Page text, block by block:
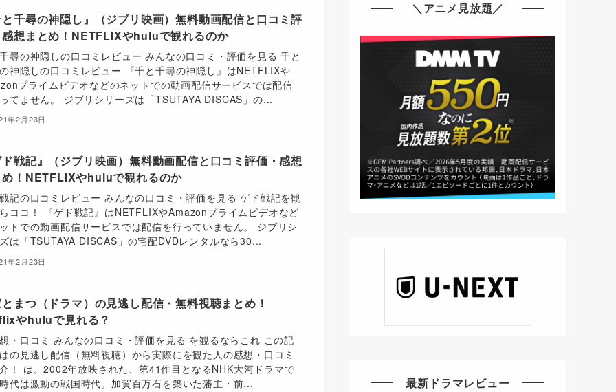
千尋の神隠し』（ジブリ映画）無料動画配信と口コミ評
想まとめ！NETFLIXやhuluで観れるのか
尋の神隠しの口コミレビュー みんなの口コミ・評価を見る 千と
神隠しの口コミレビュー 『千と千尋の神隠し』はNETFLIXや
プライムビデオなどのネットでの動画配信サービスでは配信
てません。 ジブリシリーズは「TSUTAYA DISCAS」の...
年2月23日
戦記』（ジブリ映画）無料動画配信と口コミ評価・感想
！NETFLIXやhuluで観れるのか
記の口コミレビュー みんなの口コミ・評価を見る ゲド戦記を観
ココ！ 『ゲド戦記』はNETFLIXやAmazonプライムビデオなど
トでの動画配信サービスでは配信を行っていません。 ジブリシ
は「TSUTAYA DISCAS」の宅配DVDレンタルなら30...
年2月23日
まつ（ドラマ）の見逃し配信・無料視聴まとめ！
やhuluで見れる？
・口コミ みんなの口コミ・評価を見る を観るならこれ この記
の見逃し配信（無料視聴）から実際にを観た人の感想・口コミ
！ は、2002年放映された、第41作目となるNHK大河ドラマで
代は激動の戦国時代。加賀百万石を築いた藩主・前...
＼アニメ見放題／
最新ドラマレビュー